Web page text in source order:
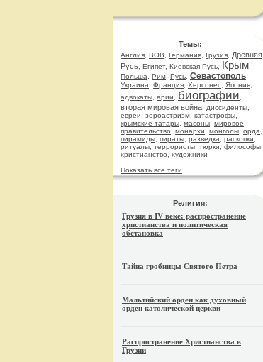
Темы:
Англия ВОВ Германия Грузия
Древняя
Русь Египет, Киевская Русь Крым
Польша
Рим Русь Севастополь
Украина
Франция Херсонес Япония
адвокаты арии биографии
вторая мировая война диссиденты
евреи
зороастризм катастрофы
крымские татары масоны мировое
правительство
монархи монголы орда
пирамиды пираты разведка раскопки
ритуалы террористы тюрки философы
христианство
художники
Показать все теги
Религия:
Грузия в IV веке: распространение
христианства и политическая
обстановка
Тайна гробницы Святого Петра
Мальтийский орден как духовный
орден католической церкви
Распространение Христианства в
Грузии